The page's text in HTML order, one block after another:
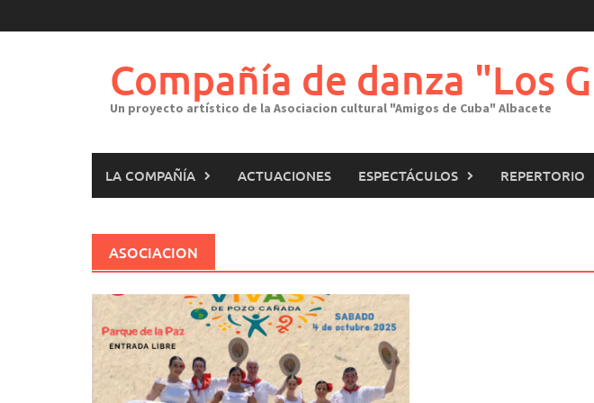
al
Compañía de danza "Los
Un proyecto artístico de la Asociacion cultural "Amigos de Cuba" Albacete
LA COMPAÑÍA ACTUACIONES ESPECTÁCULOS REPERTORIO
ASOCIACION